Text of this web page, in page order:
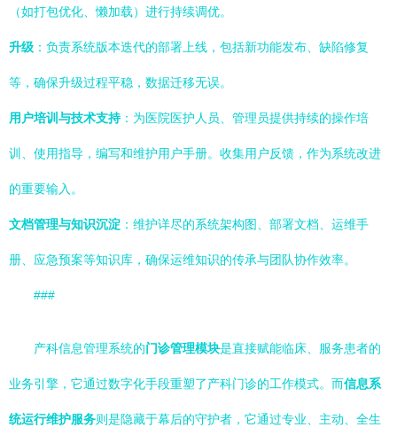
（如打包优化、懒加载）进行持续调优。
升级 ：负责系统版本迭代的部署上线，包括新功能发布、缺陷修复
等，确保升级过程平稳，数据迁移无误。
用户培训与技术支持：为医院医护人员、管理员提供持续的操作培
训、使用指导，编写和维护用户手册。收集用户反馈，作为系统改进
的重要输入。
文档管理与知识沉淀 ：维护详尽的系统架构图、部署文档、运维手
册、应急预案等知识库，确保运维知识的传承与团队协作效率。
###
产科信息管理系统的门诊管理模块是直接赋能临床、服务患者的
业务引擎，它通过数字化手段重塑了产科门诊的工作模式。而信息系
统运行维护服务则是隐藏于幕后的守护者，它通过专业、主动、全生